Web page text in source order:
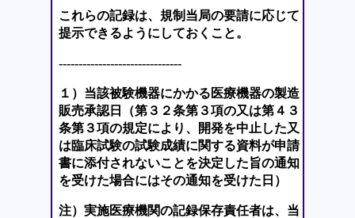
これらの記録は、規制当局の要請に応じて
提示できるようにしておくこと。
-------------------------------
１）当該被験機器にかかる医療機器の製造
販売承認日（第３２条第３項の又は第４３
条第３項の規定により、開発を中止した又
は臨床試験の試験成績に関する資料が申請
書に添付されないことを決定した旨の通知
を受けた場合にはその通知を受けた日）
注）実施医療機関の記録保存責任者は、当